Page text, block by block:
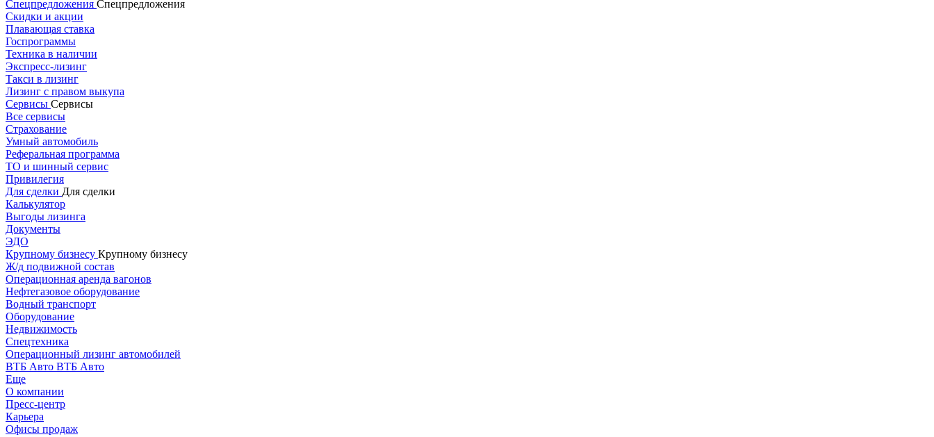
Спецпредложения Спецпредложения
Скидки и акции
Плавающая ставка
Госпрограммы
Техника в наличии
Экспресс-лизинг
Такси в лизинг
Лизинг с правом выкупа
Сервисы Сервисы
Все сервисы
Страхование
Умный автомобиль
Реферальная программа
ТО и шинный сервис
Привилегия
Для сделки Для сделки
Калькулятор
Выгоды лизинга
Документы
ЭДО
Крупному бизнесу Крупному бизнесу
Ж/д подвижной состав
Операционная аренда вагонов
Нефтегазовое оборудование
Водный транспорт
Оборудование
Недвижимость
Спецтехника
Операционный лизинг автомобилей
ВТБ Авто ВТБ Авто
Еще
О компании
Пресс-центр
Карьера
Офисы продаж